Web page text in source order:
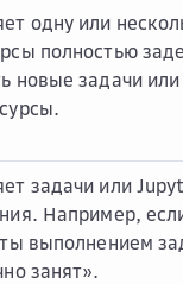
одну или
полностью
новые задачи
задачи или
Например,
выполнением
занят».